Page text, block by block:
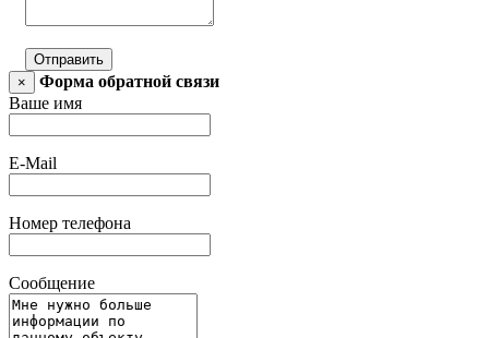
Отправить
×
Форма обратной связи
Ваше имя
E-Mail
Номер телефона
Сообщение